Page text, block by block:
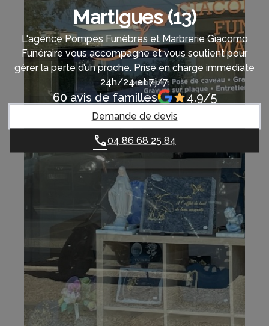
Martigues (13)
L'agence Pompes Funèbres et Marbrerie Giacomo
Funéraire vous accompagne et vous soutient pour
gérer la perte d’un proche. Prise en charge immédiate
24h/24 et 7j/7.
60 avis de familles 4.9/5
Demande de devis
04 86 68 25 84